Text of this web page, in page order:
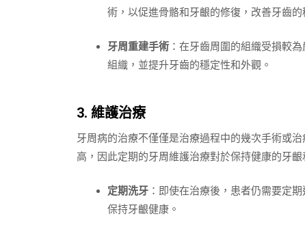
術，以促進骨骼和牙齦的修復，改善牙齒的
牙周重建手術 ：在牙齒周圍的組織受損較
組織，並提升牙齒的穩定性和外觀。
3. 維護治療
牙周病的治療不僅僅是治療過程中的幾次手術或
高，因此定期的牙周維護治療對於保持健康的牙
定期洗牙 ：即使在治療後，患者仍需要定
保持牙齦健康。